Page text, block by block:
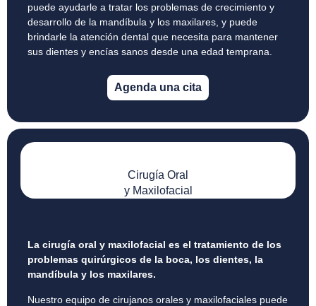
puede ayudarle a tratar los problemas de crecimiento y
desarrollo de la mandíbula y los maxilares, y puede
brindarle la atención dental que necesita para mantener
sus dientes y encías sanos desde una edad temprana.
Agenda una cita
Cirugía Oral
y Maxilofacial
La cirugía oral y maxilofacial es el tratamiento de los
problemas quirúrgicos de la boca, los dientes, la
mandíbula y los maxilares.
Nuestro equipo de cirujanos orales y maxilofaciales puede